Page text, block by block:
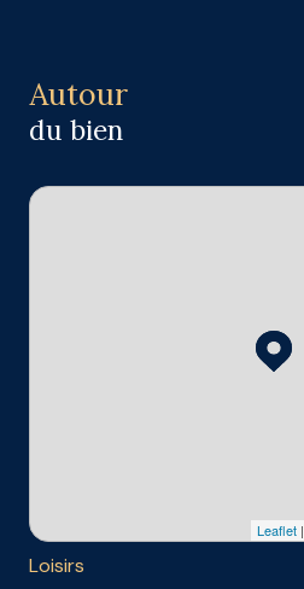
Autour
du bien
Leaflet |
Loisirs